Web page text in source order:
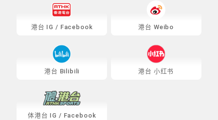
港台 IG / Facebook 港台 Weibo
港台 Bilibili 港台 小红书
体港台 IG / Facebook